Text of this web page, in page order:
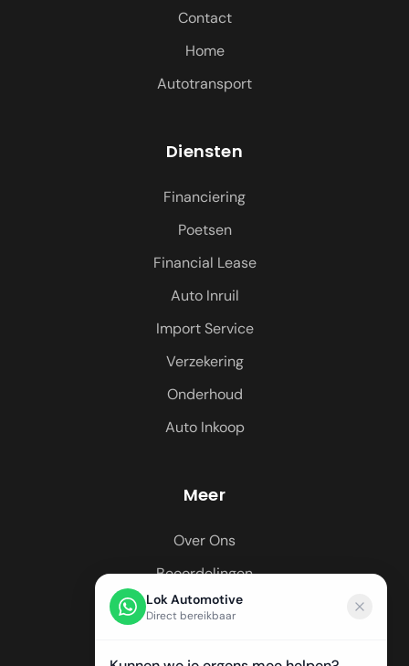
Contact
Home
Autotransport
Diensten
Financiering
Poetsen
Financial Lease
Auto Inruil
Import Service
Verzekering
Onderhoud
Auto Inkoop
Meer
Over Ons
Beoordelingen
Regio's
Lok Automotive
Direct bereikbaar